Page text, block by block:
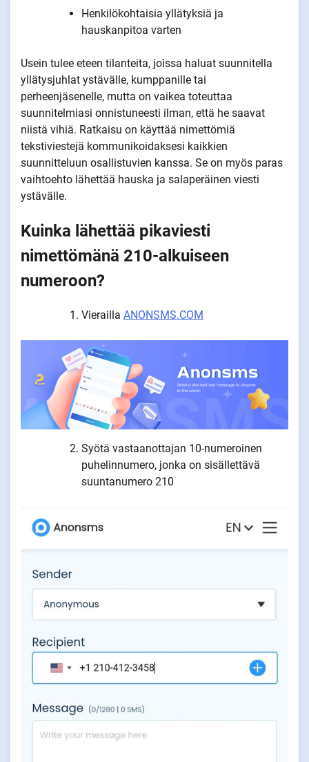
Henkilökohtaisia yllätyksiä ja
hauskanpitoa varten
Usein tulee eteen tilanteita, joissa haluat suunnitella
yllätysjuhlat ystävälle, kumppanille tai
perheenjäsenelle, mutta on vaikea toteuttaa
suunnitelmiasi onnistuneesti ilman, että he saavat
niistä vihiä. Ratkaisu on käyttää nimettömiä
tekstiviestejä kommunikoidaksesi kaikkien
suunnitteluun osallistuvien kanssa. Se on myös paras
vaihtoehto lähettää hauska ja salaperäinen viesti
ystävälle.
Kuinka lähettää pikaviesti
nimettömänä 210-alkuiseen
numeroon?
Vierailla ANONSMS.COM
Syötä vastaanottajan 10-numeroinen
puhelinnumero, jonka on sisällettävä
suuntanumero 210